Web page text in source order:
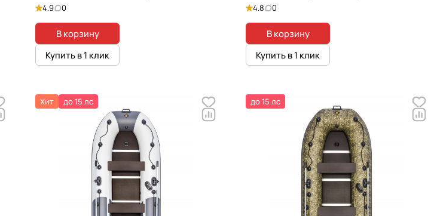
4.9 0
В корзину
Купить в 1 клик
4.8 0
В корзину
Купить в 1 клик
Хит до 15 лс до 15 лс